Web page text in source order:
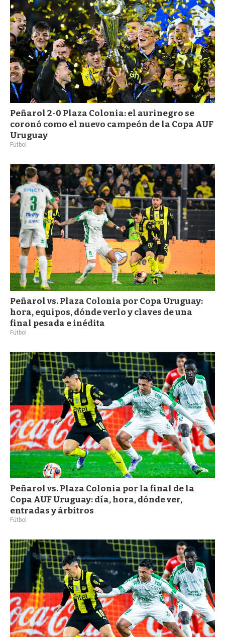
Peñarol 2-0 Plaza Colonia: el aurinegro se
coronó como el nuevo campeón de la Copa AUF
Uruguay
Fútbol
Peñarol vs. Plaza Colonia por Copa Uruguay:
hora, equipos, dónde verlo y claves de una
final pesada e inédita
Fútbol
Peñarol vs. Plaza Colonia por la final de la
Copa AUF Uruguay: día, hora, dónde ver,
entradas y árbitros
Fútbol